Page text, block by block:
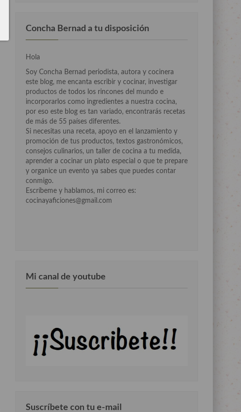
Concha Bernad a tu disposición
Hola
Soy Concha Bernad periodista, autora y cocinera
este blog, me encanta escribir y cocinar, investigar
productos de todos los rincones del mundo e
incorporarlos como ingredientes a nuestra cocina,
por eso este blog es tan variado, encontrarás recetas
de más de 55 países diferentes.
Si necesitas una receta, apoyo en el lanzamiento y
promoción de tus productos, textos gastronómicos,
consejos culinarios, un taller de cocina a tu medida,
aprender a cocinar un plato especial o que te prepare
y organice un evento ya sabes que puedes contar
conmigo.
Escríbeme y hablamos, mi correo es:
cocinayaficiones@gmail.com
Mi canal de youtube
Suscríbete con tu e-mail